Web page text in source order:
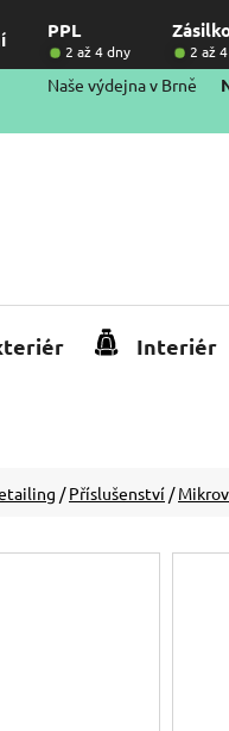
PPL
2 až 4 dny 2 až
Naše výdejna v Brně
Interiér
/ Příslušenství /